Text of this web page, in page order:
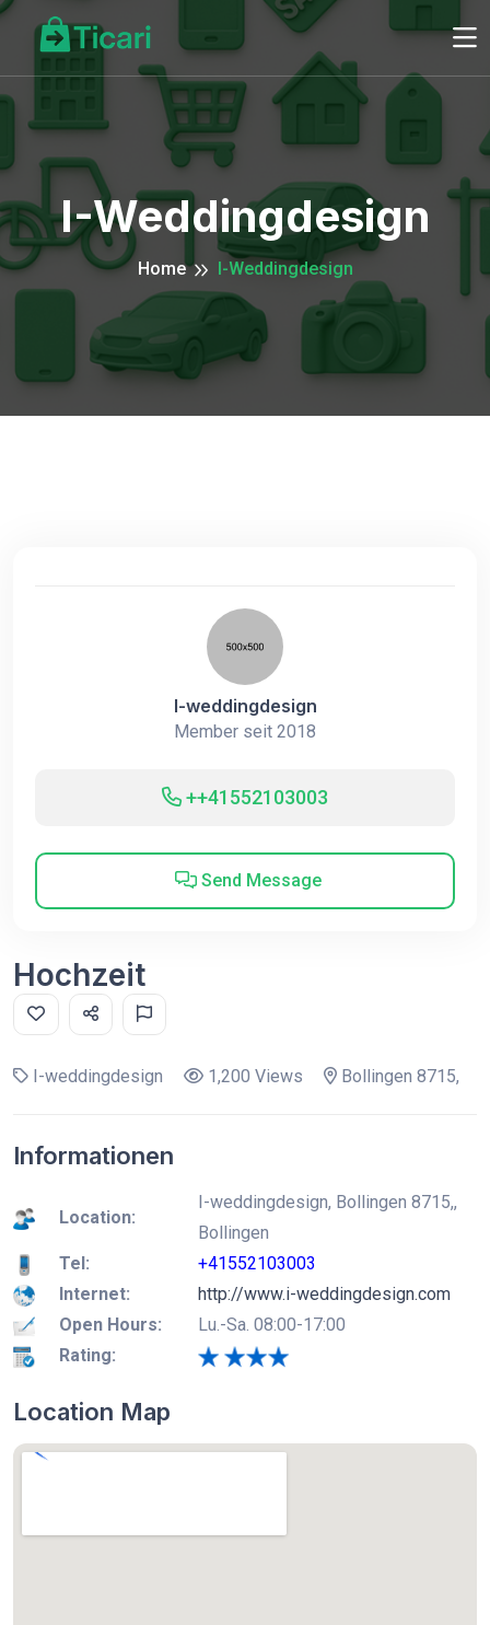
I-Weddingdesign
Home I-Weddingdesign
I-weddingdesign
Member seit 2018
++41552103003
Send Message
Hochzeit
I-weddingdesign 1,200 Views Bollingen 8715,
Informationen
Location:
I-weddingdesign, Bollingen 8715,,
Bollingen
Tel:
+41552103003
Internet:
http://www.i-weddingdesign.com
Open Hours:
Lu.-Sa. 08:00-17:00
Rating:
Location Map